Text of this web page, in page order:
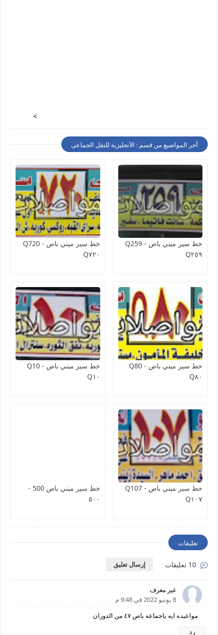
>
أخر المواضيع من قسم : الأنجليزية للنقل الجماعى
خط سير ميني باص Q259 -
Q٢٥٩
خط سير ميني باص Q720 -
Q٧٢٠
خط سير ميني باص Q80 -
Q٨٠
خط سير ميني باص Q10 -
Q١٠
خط سير ميني باص Q107 -
Q١٠٧
خط سير ميني باص 500 -
٥٠٠
تعليقات
إرسال تعليق
غير معرف
8 يونيو 2022 في 9:48 م
مواعيده ايه ياجماعه باص ٤٧ من الدوران
رد